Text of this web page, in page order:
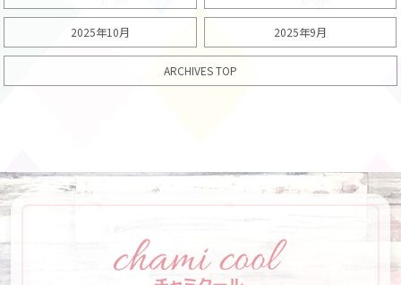
2025年10月 2025年9月
ARCHIVES TOP